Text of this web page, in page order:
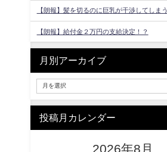
【朗報】髪を切るのに巨乳が干渉してしまう
【朗報】給付金２万円の支給決定！？
月別アーカイブ
投稿月カレンダー
2026年8月